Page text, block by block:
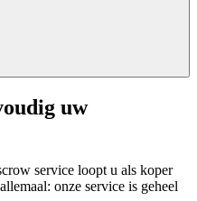
uw
service loopt u als koper
onze service is geheel